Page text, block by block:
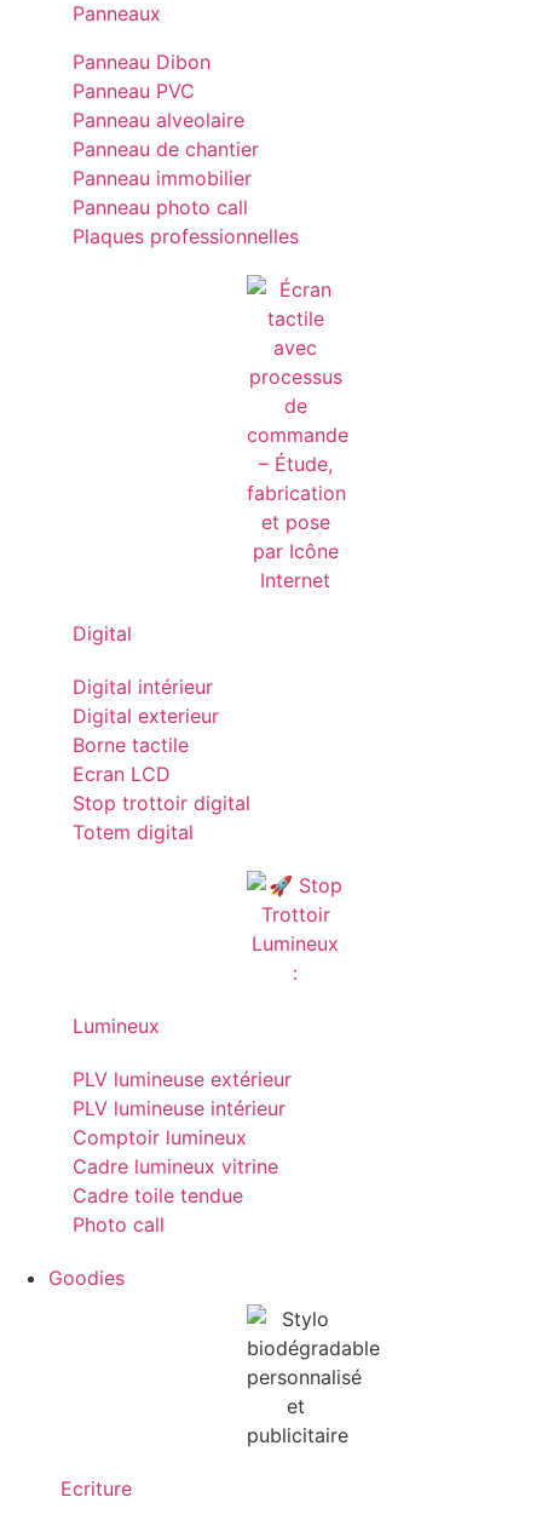
Panneaux
Panneau Dibon
Panneau PVC
Panneau alveolaire
Panneau de chantier
Panneau immobilier
Panneau photo call
Plaques professionnelles
Digital
Digital intérieur
Digital exterieur
Borne tactile
Ecran LCD
Stop trottoir digital
Totem digital
Lumineux
PLV lumineuse extérieur
PLV lumineuse intérieur
Comptoir lumineux
Cadre lumineux vitrine
Cadre toile tendue
Photo call
Goodies
Ecriture